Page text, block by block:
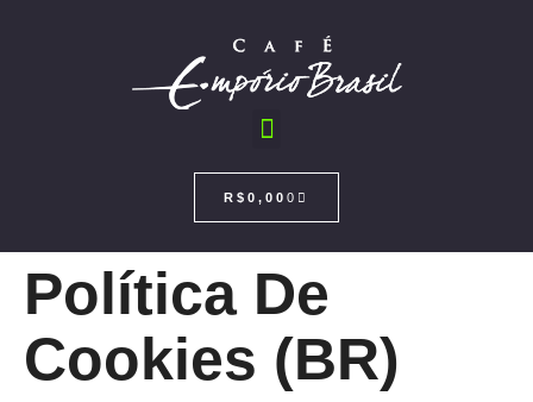
R$ 0,00 0
Política De
Cookies (BR)